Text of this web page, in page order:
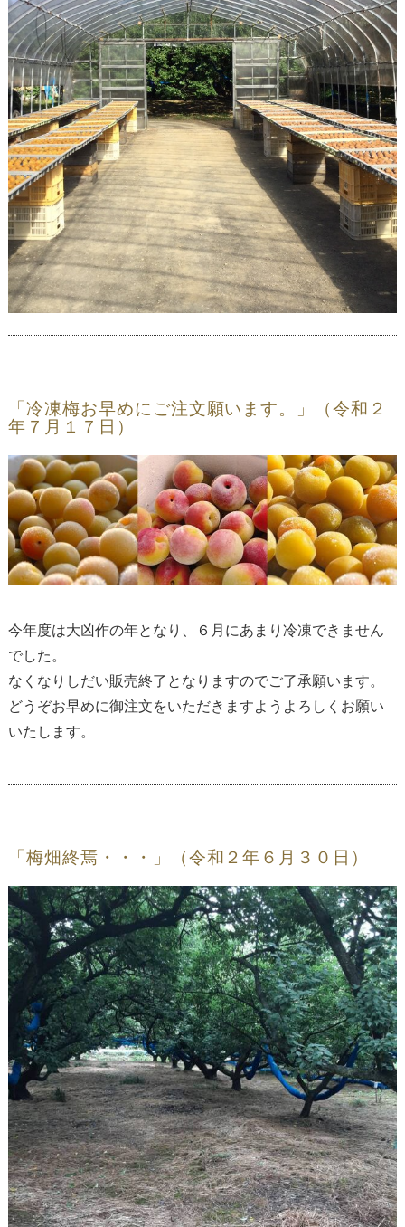
「冷凍梅お早めにご注文願います。」（令和２
年７月１７日）
今年度は大凶作の年となり、６月にあまり冷凍できません
でした。
なくなりしだい販売終了となりますのでご了承願います。
どうぞお早めに御注文をいただきますようよろしくお願い
いたします。
「梅畑終焉・・・」（令和２年６月３０日）